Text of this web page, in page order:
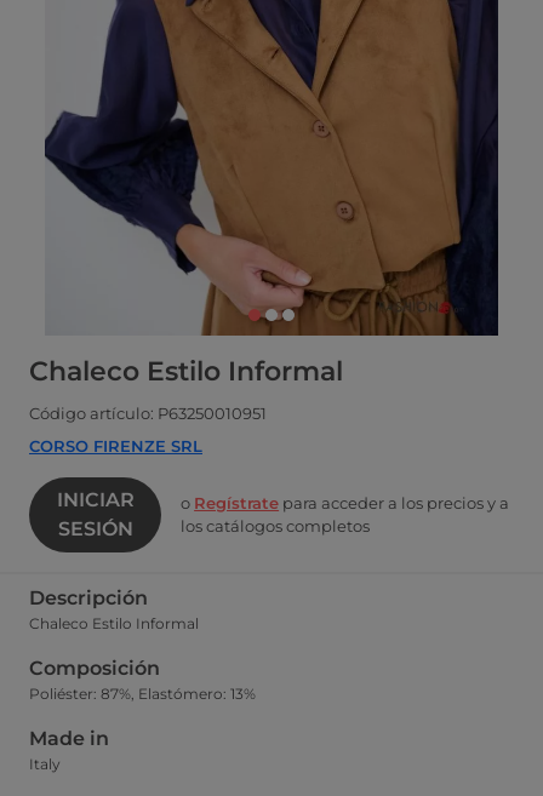
Chaleco Estilo Informal
Código artículo: P63250010951
CORSO FIRENZE SRL
INICIAR
SESIÓN
o Regístrate para acceder a los precios y a
los catálogos completos
Descripción
Chaleco Estilo Informal
Composición
Poliéster: 87%, Elastómero: 13%
Made in
Italy